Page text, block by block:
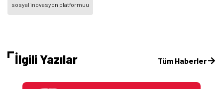
sosyal inovasyon platformuu
İlgili Yazılar Tüm Haberler